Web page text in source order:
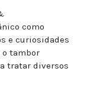
como
e curiosidades
tambor
tratar diversos